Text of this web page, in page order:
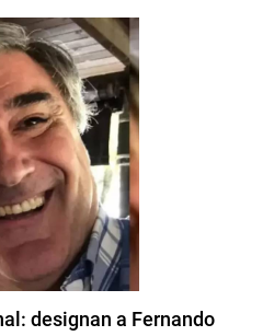
designan a Fernando